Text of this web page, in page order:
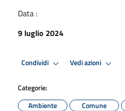
Data :
9 luglio 2024
Condividi Vedi azioni
Categorie:
Ambiente
Comune